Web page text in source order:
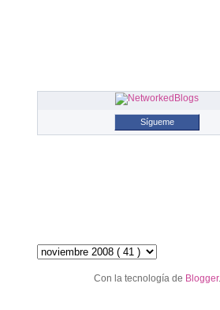
Sígueme
Con la tecnología de Blogger.